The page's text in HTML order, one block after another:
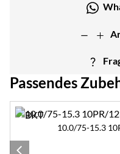
Passendes
Zubehör
10.0/75-15.3